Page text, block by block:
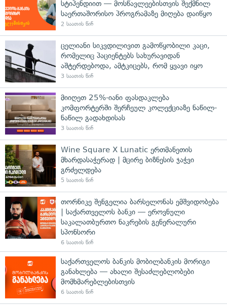
სტიპენდიით — მოსწავლეებისთვის შექმნილ
საერთაშორისო პროგრამაზე მიღება დაიწყო
2 საათის წინ
ცელიანი სიკვდილივით გამოწყობილი კაცი,
რომელიც პაციენტებს სახურავიდან
აშტერდებოდა, ამტკიცებს, რომ ყვავი იყო
3 საათის წინ
მიიღეთ 25%-იანი ფასდაკლება
კომფორტერში შერჩეულ კოლექციაზე ნაწილ-
ნაწილ გადახდისას
3 საათის წინ
Wine Square X Lunatic ერთმანეთის
მხარდასაჭერად | მცირე ბიზნესის ჯაჭვი
გრძელდება
5 საათის წინ
თორნიკე შენგელია ბარსელონას ემშვიდობება
| საქართველოს ბანკი — ეროვნული
საკალათბურთო ნაკრების გენერალური
სპონსორი
6 საათის წინ
საქართველოს ბანკის მობილბანკის მორიგი
განახლება — ახალი შესაძლებლობები
მომხმარებლებისთვის
6 საათის წინ